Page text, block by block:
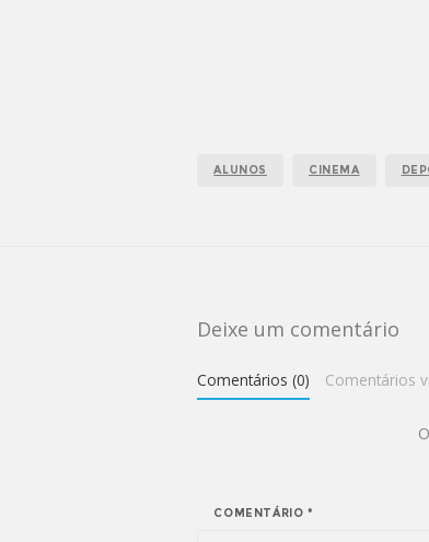
ALUNOS CINEMA
Deixe um comentário
Comentários (0) Comentários
COMENTÁRIO *